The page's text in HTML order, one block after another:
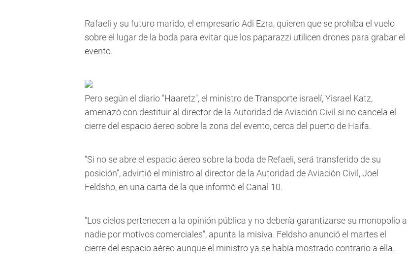
Rafaeli y su futuro marido, el empresario Adi Ezra, quieren que se prohíba el vuelo
sobre el lugar de la boda para evitar que los paparazzi utilicen drones para grabar el
evento.
Pero según el diario "Haaretz", el ministro de Transporte israelí, Yisrael Katz,
amenazó con destituir al director de la Autoridad de Aviación Civil si no cancela el
cierre del espacio áereo sobre la zona del evento, cerca del puerto de Haifa.
"Si no se abre el espacio áereo sobre la boda de Refaeli, será transferido de su
posición", advirtió el ministro al director de la Autoridad de Aviación Civil, Joel
Feldsho, en una carta de la que informó el Canal 10.
"Los cielos pertenecen a la opinión pública y no debería garantizarse su monopolio a
nadie por motivos comerciales", apunta la misiva. Feldsho anunció el martes el
cierre del espacio aéreo aunque el ministro ya se había mostrado contrario a ella.